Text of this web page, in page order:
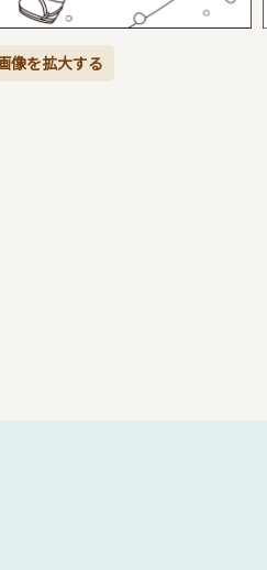
像を拡大する